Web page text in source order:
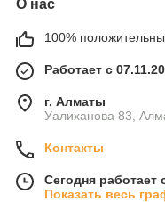
О нас
100%
Работает с
г. Алматы
Уалиханова 83,
Контакты
Сегодня работает
Показать весь